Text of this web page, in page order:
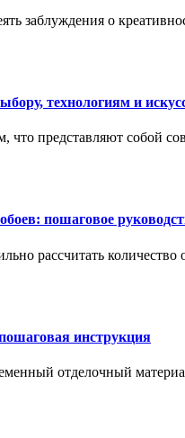
заблуждения о
технологиям и
что представляют собой
пошаговое
рассчитать
инструкция
отделочный